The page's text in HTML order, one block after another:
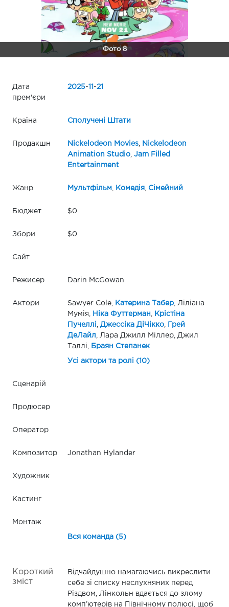
Фото 8
Дата
прем'єри
2025-11 -21
Країна Сполучені Штати
Продакшн Nickelodeon Movies,
Nickelodeon
Animation Studio, Jam Filled
Entertainment
Жанр Мультфільм, Комедія, Сімейний
Бюджет $0
Збори $0
Сайт
Режисер Darin McGowan
Актори Sawyer Cole, Катерина Табер, Ліліана
Мумія,
Ніка Футтерман
Крістіна
Пучеллі
Джессіка ДіЧікко,
Грей
ДеЛайл , Лара Джилл Міллер, Джил
Таллі,
Браян Степанек
Усі актори та ролі (10)
Сценарій
Продюсер
Оператор
Композитор Jonathan Hylander
Художник
Кастинг
Монтаж
Вся команда (5)
Короткий
зміст
Відчайдушно намагаючись викреслити
себе зі списку неслухняних перед
Різдвом, Лінкольн вдається до злому
комп’ютерів на Північному полюсі, щоб